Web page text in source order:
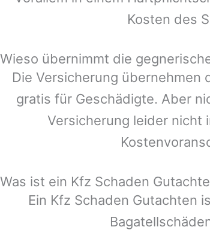
Kosten des
Wieso übernimmt die
Die Versicherung übernehmen
gratis für Geschädigte. Aber
Versicherung leider nicht
Was ist ein Kfz Schaden
Ein Kfz Schaden Gutachten